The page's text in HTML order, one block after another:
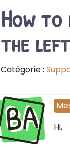
How
the
Catégorie :
BA
Hi,